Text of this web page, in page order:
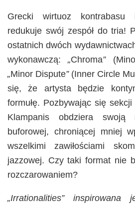
Grecki wirtuoz
redukuje swój zespół do tria!
ostatnich dwóch
wykonawczą:„Chroma”
„Minor Dispute”(Inner Circle
się, że artysta będzie
formułę. Pozbywając się
Klampanis obdziera
buforowej, chroniącej mniej
wszelkimi zawiłościami
jazzowej. Czy taki format nie
rozczarowaniem?
„Irrationalities”